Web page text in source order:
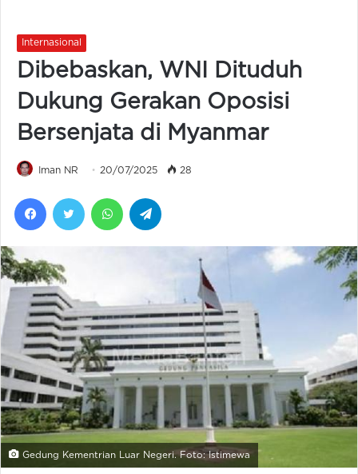
Internasional
Dibebaskan, WNI Dituduh
Dukung Gerakan Oposisi
Bersenjata di Myanmar
Iman NR 20/07/2025 28
FacebookTwitter WhatsApp
Gedung Kementrian Luar Negeri. Foto: Istimewa